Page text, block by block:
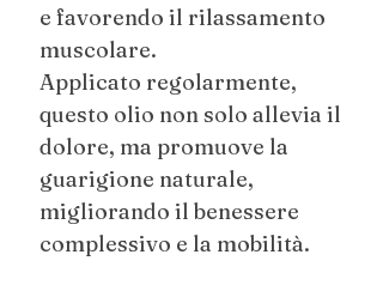
e favorendo il rilassamento
muscolare.
Applicato regolarmente,
questo olio non solo allevia il
dolore, ma promuove la
guarigione naturale,
migliorando il benessere
complessivo e la mobilità.